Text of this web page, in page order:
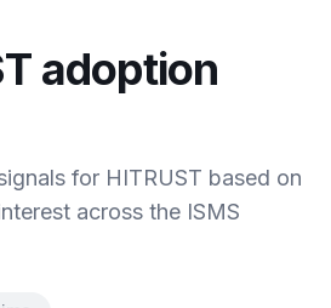
adoption
for HITRUST based on
across the ISMS